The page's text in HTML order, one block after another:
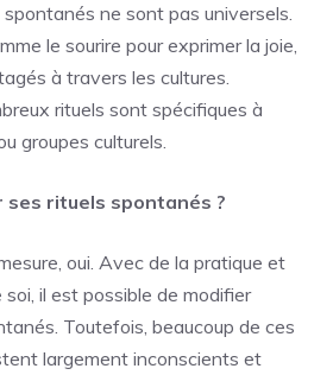
ne sont pas universels.
le sourire pour exprimer la joie,
à travers les cultures.
rituels sont spécifiques à
groupes culturels.
rituels spontanés ?
oui. Avec de la pratique et
il est possible de modifier
Toutefois, beaucoup de ces
largement inconscients et